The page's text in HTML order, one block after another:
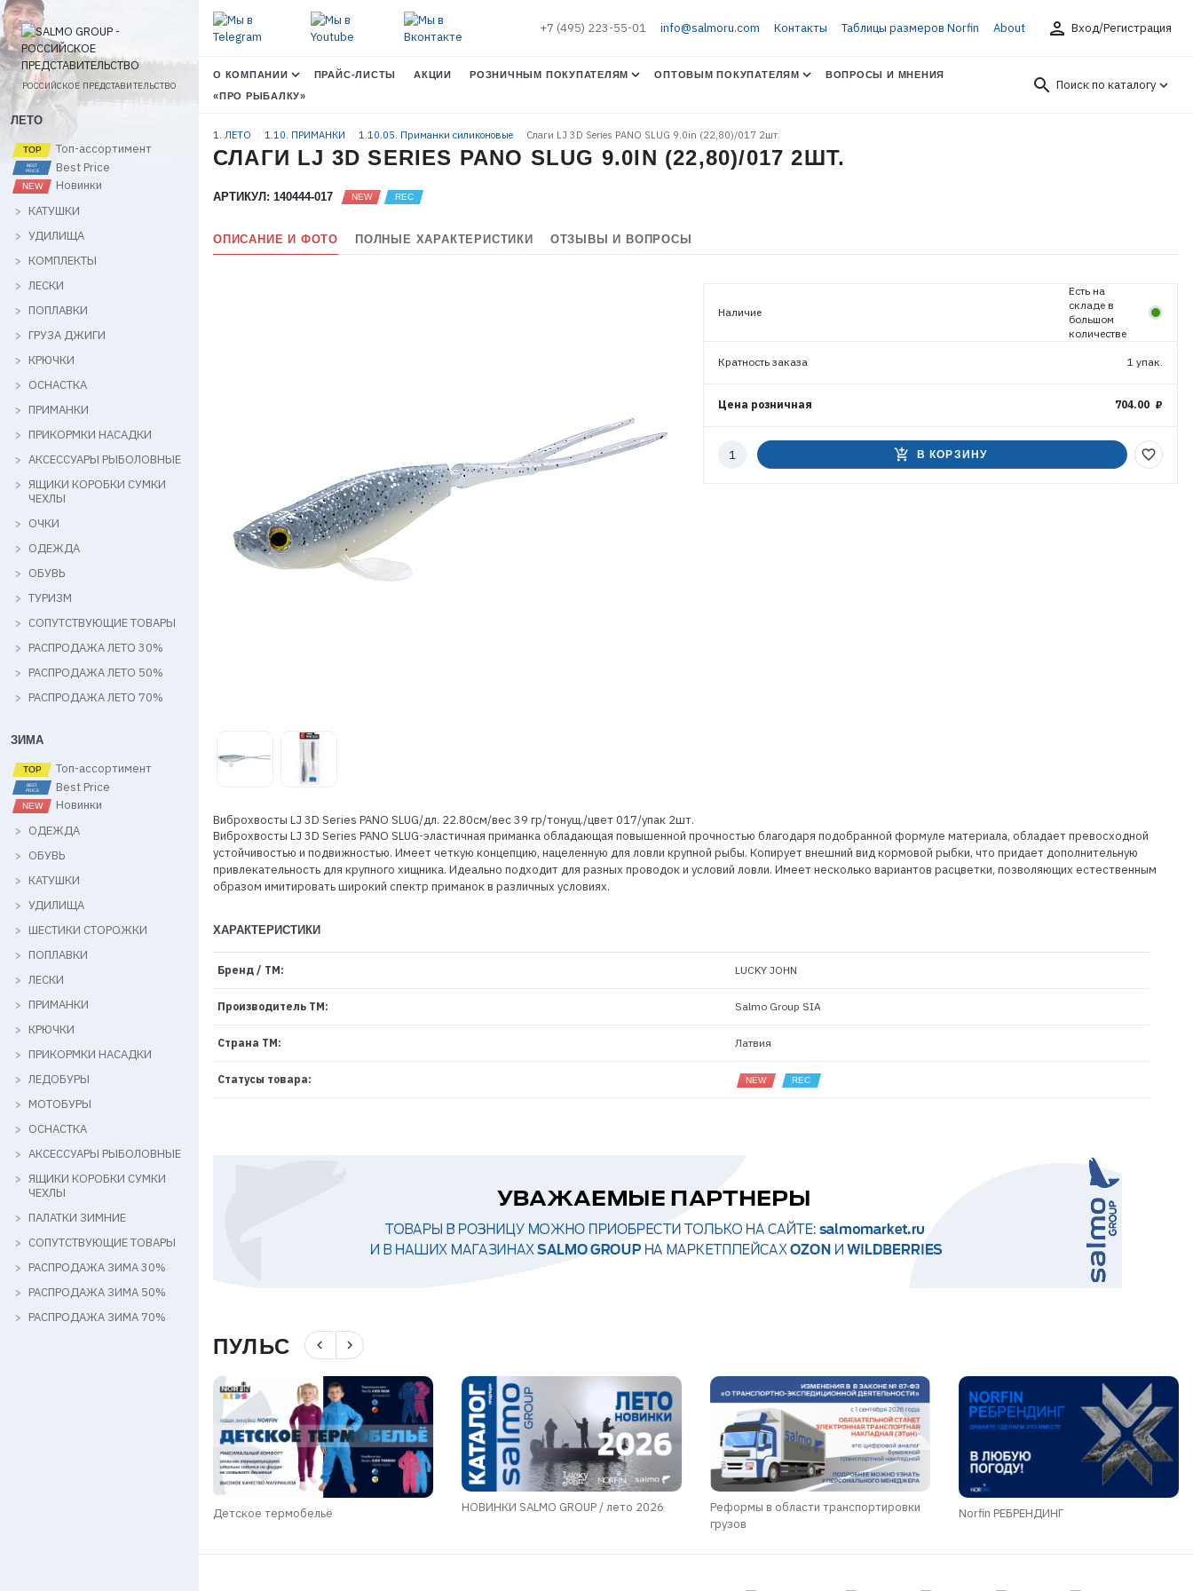
ВОЙТИ
РОССИЙСКОЕ ПРЕДСТАВИТЕЛЬСТВО
ЛЕТО
Топ-ассортимент
Best Price
Новинки
КАТУШКИ
УДИЛИЩА
КОМПЛЕКТЫ
ЛЕСКИ
ПОПЛАВКИ
ГРУЗА ДЖИГИ
КРЮЧКИ
ОСНАСТКА
ПРИМАНКИ
ПРИКОРМКИ НАСАДКИ
АКСЕССУАРЫ РЫБОЛОВНЫЕ
ЯЩИКИ КОРОБКИ СУМКИ
ЧЕХЛЫ
ОЧКИ
ОДЕЖДА
ОБУВЬ
ТУРИЗМ
СОПУТСТВУЮЩИЕ ТОВАРЫ
РАСПРОДАЖА ЛЕТО 30%
РАСПРОДАЖА ЛЕТО 50%
РАСПРОДАЖА ЛЕТО 70%
ЗИМА
Топ-ассортимент
Best Price
Новинки
ОДЕЖДА
ОБУВЬ
КАТУШКИ
УДИЛИЩА
ШЕСТИКИ СТОРОЖКИ
ПОПЛАВКИ
ЛЕСКИ
ПРИМАНКИ
КРЮЧКИ
ПРИКОРМКИ НАСАДКИ
ЛЕДОБУРЫ
МОТОБУРЫ
ОСНАСТКА
АКСЕССУАРЫ РЫБОЛОВНЫЕ
ЯЩИКИ КОРОБКИ СУМКИ
ЧЕХЛЫ
ПАЛАТКИ ЗИМНИЕ
СОПУТСТВУЮЩИЕ ТОВАРЫ
РАСПРОДАЖА ЗИМА 30%
РАСПРОДАЖА ЗИМА 50%
РАСПРОДАЖА ЗИМА 70%
+7 (495) 223-55-01 info@salmoru.com Контакты Таблицы размеров Norfin About person Вход/Регистрация
О КОМПАНИИ ПРАЙС-ЛИСТЫ АКЦИИ РОЗНИЧНЫМ ПОКУПАТЕЛЯМ ОПТОВЫМ ПОКУПАТЕЛЯМ
ВОПРОСЫ И МНЕНИЯ
«ПРО РЫБАЛКУ»
search Поиск по каталогу
1. ЛЕТО 1.10. ПРИМАНКИ 1.10.05. Приманки силиконовые Слаги LJ 3D Series PANO SLUG 9.0in (22,80)/017 2шт.
СЛАГИ LJ 3D SERIES PANO SLUG 9.0IN (22,80)/017 2ШТ.
АРТИКУЛ: 140444-017
ОПИСАНИЕ И ФОТО ПОЛНЫЕ ХАРАКТЕРИСТИКИ ОТЗЫВЫ И ВОПРОСЫ
Наличие
Есть на
складе в
большом
количестве
Кратность заказа 1 упак.
Цена розничная 704.00 ₽
Количество
add_shopping_cart В КОРЗИНУ favorite_border
Виброхвосты LJ 3D Series PANO SLUG/дл. 22.80см/вес 39 гр/тонущ./цвет 017/упак 2шт.
Виброхвосты LJ 3D Series PANO SLUG-эластичная приманка обладающая повышенной прочностью благодаря подобранной формуле материала, обладает превосходной
устойчивостью и подвижностью. Имеет четкую концепцию, нацеленную для ловли крупной рыбы. Копирует внешний вид кормовой рыбки, что придает дополнительную
привлекательность для крупного хищника. Идеально подходит для разных проводок и условий ловли. Имеет несколько вариантов расцветки, позволяющих естественным
образом имитировать широкий спектр приманок в различных условиях.
ХАРАКТЕРИСТИКИ
Бренд / ТМ: LUCKY JOHN
Производитель ТМ: Salmo Group SIA
Страна ТМ: Латвия
Статусы товара:
ПУЛЬС navigate_before navigate_next
Детское термобельё НОВИНКИ SALMO GROUP / лето 2026
Реформы в области транспортировки
грузов
Norfin РЕБРЕНДИНГ